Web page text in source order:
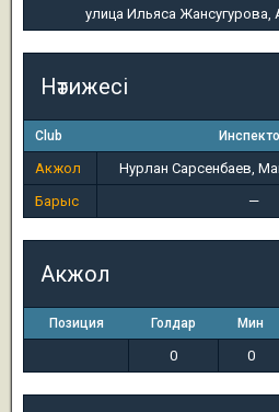
улица Ильяса Жансугурова,
Нәтижесі
Club
Акжол Нурлан Сарсенбаев,
Барыс
—
Акжол
Позиция Голдар Мин
0 0